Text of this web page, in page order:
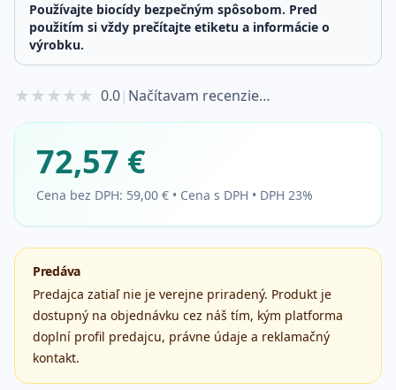
Používajte biocídy bezpečným spôsobom. Pred
použitím si vždy prečítajte etiketu a informácie o
výrobku.
★★★★★ 0.0| Načítavam recenzie…
72,57 €
Cena bez DPH: 59,00 € • Cena s DPH • DPH 23%
Predáva
Predajca zatiaľ nie je verejne priradený. Produkt je
dostupný na objednávku cez náš tím, kým platforma
doplní profil predajcu, právne údaje a reklamačný
kontakt.